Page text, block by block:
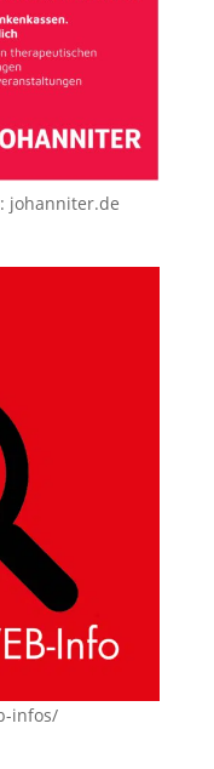
johanniter.de
infos/